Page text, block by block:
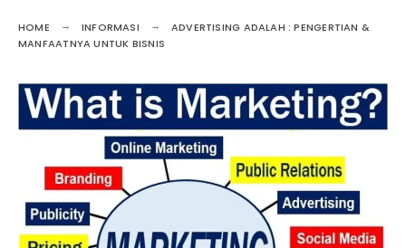
HOME INFORMASI
ADVERTISING ADALAH : PENGERTIAN &
MANFAATNYA UNTUK BISNIS